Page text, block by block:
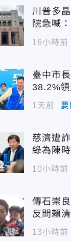
川普多
院急喊
配額
16小時前
臺中市
38.2%
代支持
1天前 要
慈濟遭
綠為陳
10小時前
傳石崇
反問賴
13小時前